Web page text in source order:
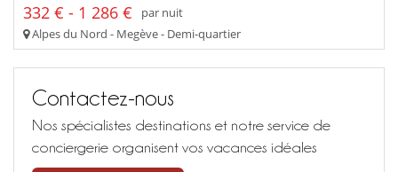
332 € - 1 286 €
par nuit
Alpes du Nord - Megève - Demi-quartier
Contactez-nous
Nos spécialistes destinations et notre service de
conciergerie organisent vos vacances idéales